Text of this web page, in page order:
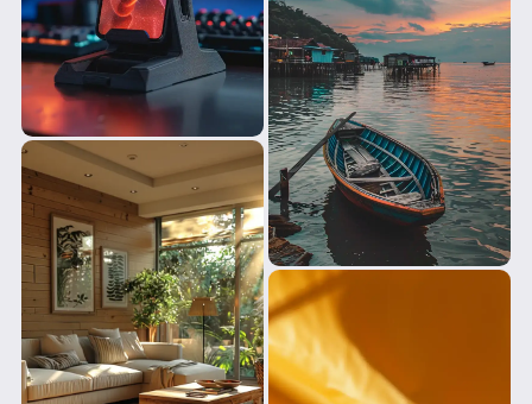
350-500 个词，而 V5.2 中超过三十个词后，提示词就不起
作用了；另一方面是 V6 对语义的理解也更准确，它可以正
确呈现提示词内提到所有元素，以及元素的颜色、位置以
及互相之间关系。V6 还支持自然语言描述，所以提示词不
要需要全部都用短语，这都让我们可以更轻松准确地生成
自己想要的内容。
准确生成文本
V6 模型还有一个重大进步——支持生成准确的英文文本内
容，操作方法是在写提示词的时候，用英文的双引号将文
字内容括起来，比如「a neon sign with text “UISDC”」。生
成文字内容时，最好选择 style raw 模式，或者设置较低的
stylize 值，因为 stylize 过高会导致文本内容扭曲。